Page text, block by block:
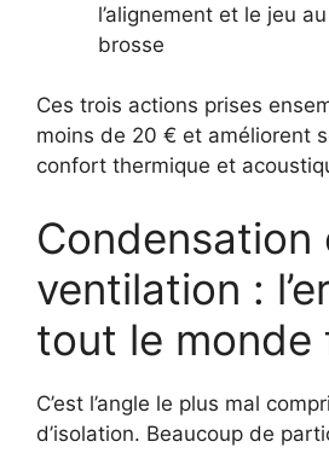
l’alignement et le jeu
brosse
Ces trois actions prises
moins de 20 € et améliorent
confort thermique et
Condensation
ventilation :
tout le monde
C’est l’angle le plus mal
d’isolation. Beaucoup de